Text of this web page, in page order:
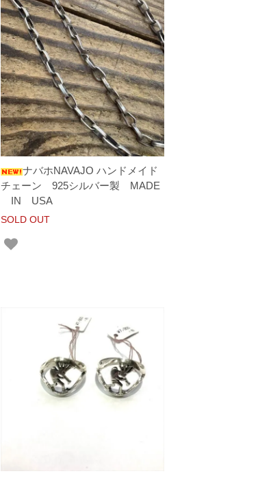
ナバホNAVAJO ハンドメイド
チェーン 925シルバー製 MADE
IN USA
SOLD OUT